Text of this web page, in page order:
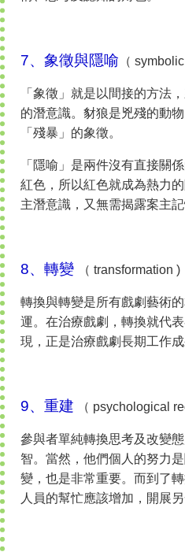
7、象徵與隱喻 （
「象徵」就是以間接的方法
的潛意識。豺狼是兇殘的動
「殘暴」的象徵。
「隱喻」是兩件沒有直接關
紅色，所以紅色就成為熱力
主潛意識，又無需揭露案主
8、轉變 （ transformation )
轉換與轉變是所有戲劇藝術
運。在治療戲劇，轉換就代
現，正是治療戲劇長期工作成
9、重建 （ psychological
參與者單純轉換思考及改變
智。當然，他們個人的努力
變，也是非常重要。而到了
人員的幫忙應該增加，開展